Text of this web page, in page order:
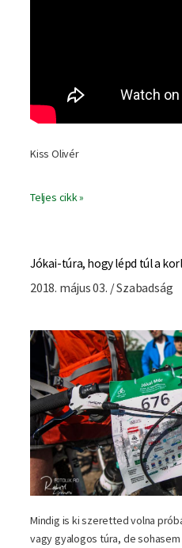
Kiss Olivér
Teljes cikk »
Jókai-túra, hogy lépd túl a
2018. május 03. / Szabadság
Mindig is ki szeretted volna
vagy gyalogos túra, de